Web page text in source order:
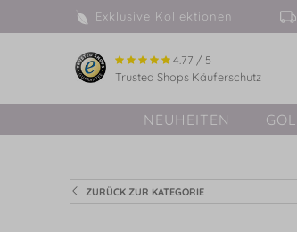
Exklusive Kollektionen
4.77 / 5
Trusted Shops Käuferschutz
NEUHEITEN
ZURÜCK ZUR KATEGORIE